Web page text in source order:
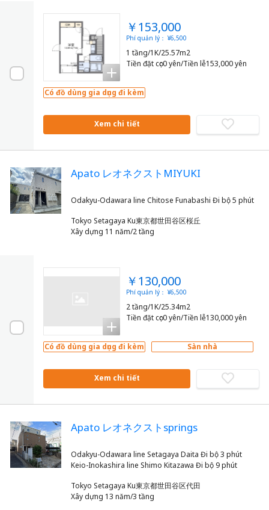
￥153,000
Phí quản lý： ¥6,500
1 tầng/1K/25.57m2
Tiền đặt cọc0 yên/Tiền lễ153,000 yên
Có đồ dùng gia dụng đi kèm
Xem chi tiết
Apato レオネクストMIYUKI
Tokyo Setagaya Ku東京都世田谷区桜丘
Xây dựng 11 năm/2 tầng
￥130,000
Phí quản lý： ¥6,500
2 tầng/1K/25.34m2
Tiền đặt cọc0 yên/Tiền lễ130,000 yên
Có đồ dùng gia dụng đi kèm Sàn nhà
Xem chi tiết
Apato レオネクストsprings
Odakyu-Odawara line Setagaya Daita Đi bộ 3 phút
Tokyo Setagaya Ku東京都世田谷区代田
Xây dựng 13 năm/3 tầng